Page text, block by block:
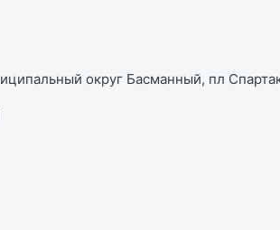
округ Басманный, пл